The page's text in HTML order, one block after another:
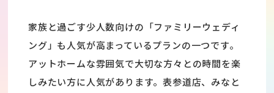
家族と過ごす少人数向けの「ファミリーウェディ
ング」も人気が高まっているプランの一つです。
アットホームな雰囲気で大切な方々との時間を楽
しみたい方に人気があります。表参道店、みなと